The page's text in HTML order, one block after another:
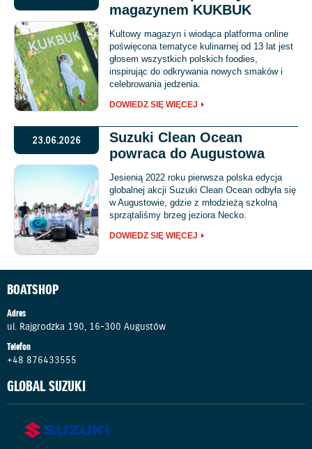
magazynem KUKBUK
Kultowy magazyn i wiodąca platforma online
poświęcona tematyce kulinarnej od 13 lat jest
głosem wszystkich polskich foodies,
inspirując do odkrywania nowych smaków i
celebrowania jedzenia.
DOWIEDZ SIĘ WIĘCEJ
23.06.2026
Suzuki Clean Ocean
powraca do Augustowa
Jesienią 2022 roku pierwsza polska edycja
globalnej akcji Suzuki Clean Ocean odbyła się
w Augustowie, gdzie z młodzieżą szkolną
sprzątaliśmy brzeg jeziora Necko.
DOWIEDZ SIĘ WIĘCEJ
BOATSHOP
Adres
ul. Rajgrodzka 190, 16-300 Augustów
Telefon
+48 876433555
GLOBAL SUZUKI